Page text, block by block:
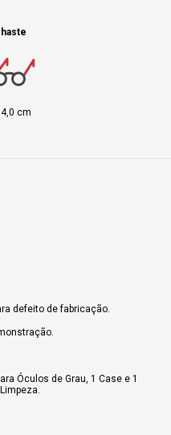
haste
cm
defeito de fabricação.
Óculos de Grau, 1 Case e 1